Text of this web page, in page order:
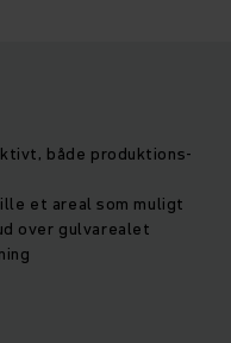
både produktions-
et areal som muligt
over gulvarealet